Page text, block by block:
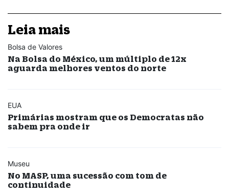
Leia mais
Bolsa de Valores
Na Bolsa do México, um múltiplo de 12x
aguarda melhores ventos do norte
EUA
Primárias mostram que os Democratas não
sabem pra onde ir
Museu
No MASP, uma sucessão com tom de
continuidade